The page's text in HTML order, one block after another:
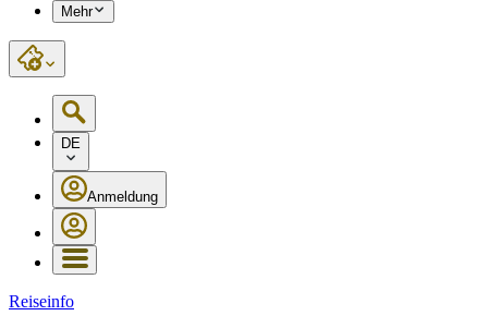
Mehr
DE
Anmeldung
Reiseinfo